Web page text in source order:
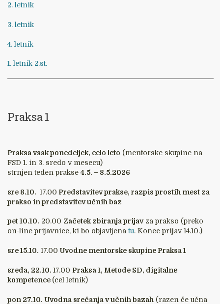
2. letnik
3. letnik
4. letnik
1. letnik 2.st.
Praksa 1
Praksa vsak ponedeljek, celo leto (mentorske skupine na
FSD 1. in 3. sredo v mesecu)
strnjen teden prakse4.5. – 8.5.2026
sre 8.10. 17.00 Predstavitev prakse, razpis prostih mest za
prakso in predstavitev učnih baz
pet 10.10. 20.00 Začetek zbiranja prijavza prakso (preko
on-line prijavnice, ki bo objavljenatu. Konec prijav 14.10.)
sre 15.10. 17.00 Uvodne mentorske skupine Praksa 1
sreda, 22.10. 17.00 Praksa 1, Metode SD, digitalne
kompetence (cel letnik)
pon 27.10. Uvodna srečanja v učnih bazah (razen če učna